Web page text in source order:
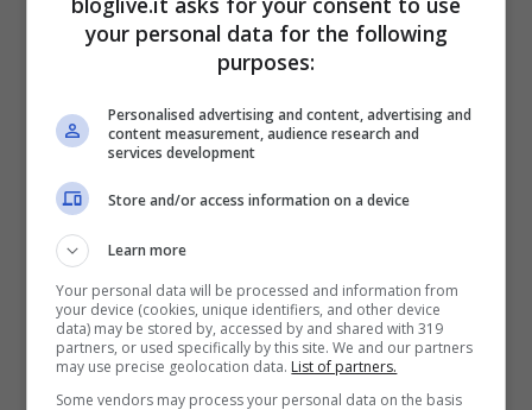
Francesca Ferragni (Foto Instagram)
your personal data for the following
purposes:
Personalised advertising and content, advertising and
content measurement, audience research and
services development
Store and/or access information on a device
Learn more
Your personal data will be processed and information from
your device (cookies, unique identifiers, and other device
data) may be stored by, accessed by and shared with 319
partners, or used specifically by this site. We and our partners
may use precise geolocation data. List of partners.
Some vendors may process your personal data on the basis